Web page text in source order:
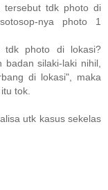
tersebut tdk photo di
nya photo 1
tdk photo di lokasi?
silaki-laki nihil,
di lokasi", maka
tok.
utk kasus sekelas